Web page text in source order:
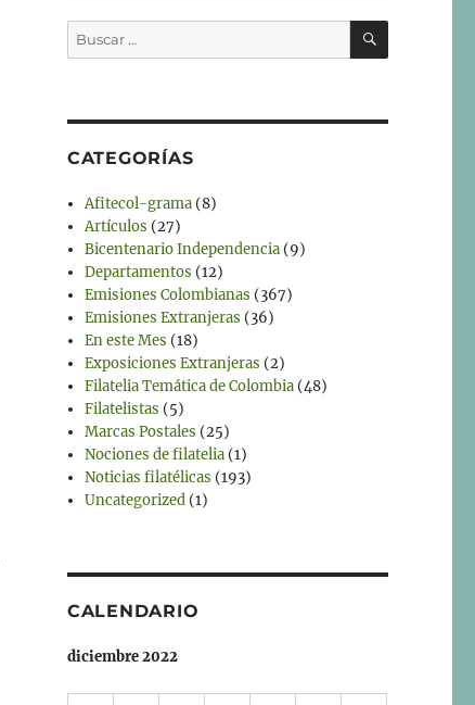
Buscar
por:
BUSCAR
CATEGORÍAS
Afitecol-grama (8)
Artículos (27)
Bicentenario Independencia (9)
Departamentos (12)
Emisiones Colombianas (367)
Emisiones Extranjeras (36)
En este Mes (18)
Exposiciones Extranjeras (2)
Filatelia Temática de Colombia (48)
Filatelistas (5)
Marcas Postales (25)
Nociones de filatelia (1)
Noticias filatélicas (193)
Uncategorized (1)
CALENDARIO
diciembre 2022